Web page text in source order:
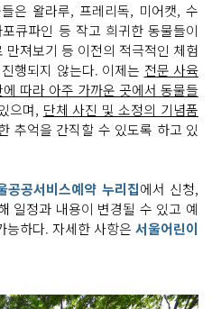
은 왈라루, 프레리독, 미어캣, 수
큐파인 등 작고 희귀한 동물들이
져보기 등 이전의 적극적인 체험
행되지 않는다. 이제는 전문 사육
따라 아주 가까운 곳에서 동물들
으며, 단체 사진 및 소정의 기념품
추억을 간직할 수 있도록 하고 있
공공서비스예약 누리집에서 신청,
일정과 내용이 변경될 수 있고 예
능하다. 자세한 사항은 서울어린이